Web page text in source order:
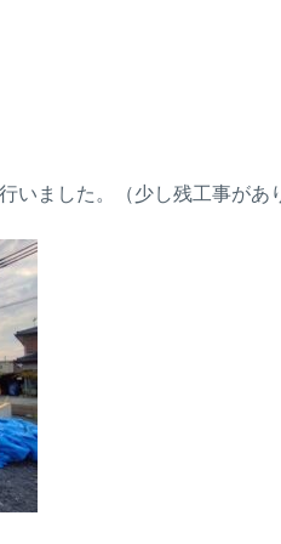
ました。（少し残工事があ